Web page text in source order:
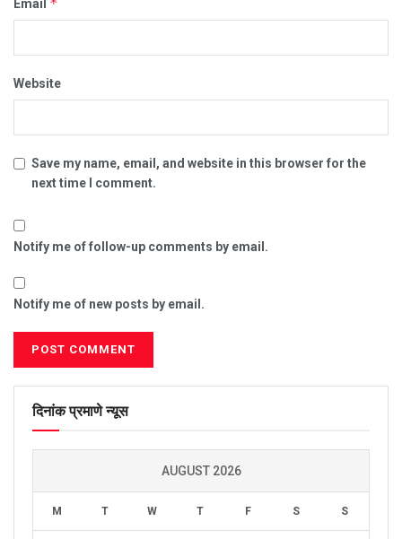
Email *
Website
Save my name, email, and website in this browser for the
next time I comment.
Notify me of follow-up comments by email.
Notify me of new posts by email.
दिनांक प्रमाणे न्यूस
AUGUST 2026
M T W T F S S